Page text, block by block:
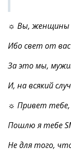
☼ Вы, женщины
Ибо свет от
За это мы,
И, на всякий
☼ Привет
Пошлю я тебе
Не для того,